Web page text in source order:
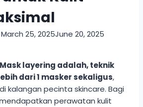
March 25, 2025June 20, 2025
Mask layering adalah, teknik
dari 1 masker sekaligus,
kalangan pecinta skincare. Bagi
perawatan kulit